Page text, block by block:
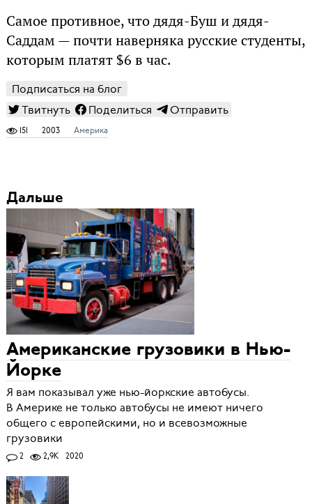
Самое противное, что дядя-Буш и дядя-
Саддам — почти наверняка русские студенты,
которым платят $6 в час.
Подписаться на блог
Твитнуть
Поделиться Отправить
151 2003 Америка
Дальше
Американские грузовики в Нью-
Йорке
Я вам показывал уже нью-йоркские автобусы.
В Америке не только автобусы не имеют ничего
общего с европейскими, но и всевозможные
грузовики
2 2,9K 2020